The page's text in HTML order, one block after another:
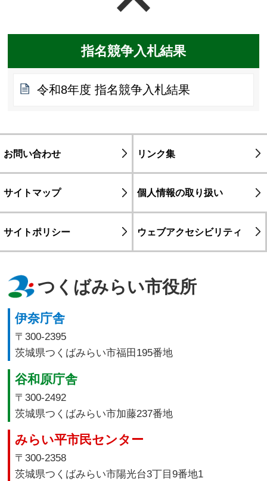
指名競争入札結果
令和8年度 指名競争入札結果
お問い合わせ リンク集
サイトマップ 個人情報の取り扱い
サイトポリシー ウェブアクセシビリティ
つくばみらい市役所
伊奈庁舎
〒300-2395
茨城県つくばみらい市福田195番地
谷和原庁舎
〒300-2492
茨城県つくばみらい市加藤237番地
みらい平市民センター
〒300-2358
茨城県つくばみらい市陽光台3丁目9番地1